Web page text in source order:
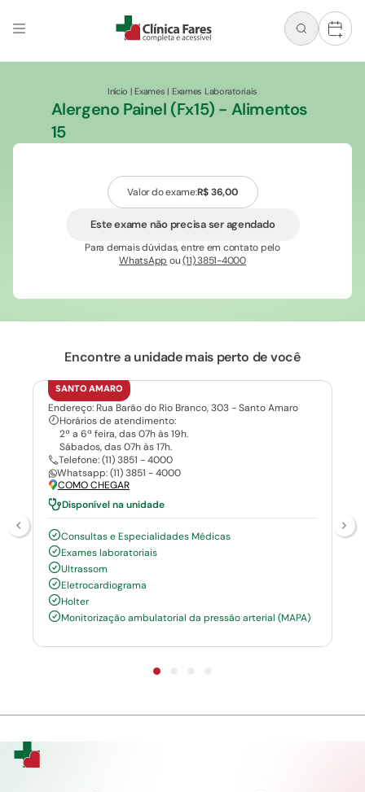
+
Início |Exames | Exames Laboratoriais
Alergeno Painel (Fx15) - Alimentos
15
Valor do exame:R$ 36,00
Este exame não precisa ser agendado
Para demais dúvidas, entre em contato pelo
WhatsApp ou(11) 3851-4000
Encontre a unidade mais perto de você
SANTO AMARO
Endereço: Rua Barão do Rio Branco, 303 - Santo Amaro
Horários de atendimento:
2ª a 6ª feira, das 07h às 19h.
Sábados, das 07h às 17h.
Telefone: (11) 3851 - 4000
Whatsapp: (11) 3851 - 4000
COMO CHEGAR
Disponível na unidade
Consultas e Especialidades Médicas
Exames laboratoriais
Ultrassom
Eletrocardiograma
Holter
Monitorização ambulatorial da pressão arterial (MAPA)